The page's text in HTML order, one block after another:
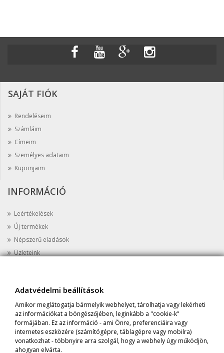
SAJÁT FIÓK
Rendeléseim
Számláim
Címeim
Személyes adataim
Kuponjaim
INFORMÁCIÓ
Leértékelések
Új termékek
Népszerű eladások
Üzleteink
AZ ÜZLETRŐL
Cím:Prime Protein Astoria, 1052 Budapest, Károly krt 8 Fszt. 5.
Tel:+36-20-398-1647
Email:
info@primeprotein.eu
Adatvédelmi beállítások
Amikor meglátogatja bármelyik webhelyet, tárolhatja vagy lekérheti
az információkat a böngészőjében, leginkább a "cookie-k"
formájában. Ez az információ - ami Önre, preferenciáira vagy
internetes eszközére (számítógépre, táblagépre vagy mobilra)
vonatkozhat - többnyire arra szolgál, hogy a webhely úgy működjön,
ahogyan elvárta.